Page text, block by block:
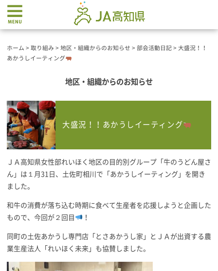
ホーム > 取り組み > 地区・組織からのお知らせ > 部会活動日記 > 大盛況！！
あかうしイーティング
地区・組織からのお知らせ
大盛況！！あかうしイーティング
ＪＡ高知県女性部れいほく地区の目的別グループ「牛のうどん屋さ
ん」は１月31日、土佐町相川で「あかうしイーティング」を開き
ました。
和牛の消費が落ち込む時期に食べて生産者を応援しようと企画した
もので、今回が２回目
！
同町の土佐あかうし専門店「とさあかうし家」とＪＡが出資する農
業生産法人「れいほく未来」も協賛しました。